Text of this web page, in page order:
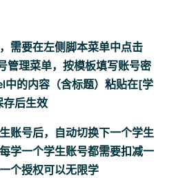
需要在左侧脚本菜单中点击
管理菜单，按模板填写账号密
中的内容（含标题）粘贴在[学
后生效
账号后，自动切换下一个学生
学一个学生账号都需要扣减一
个授权可以无限学